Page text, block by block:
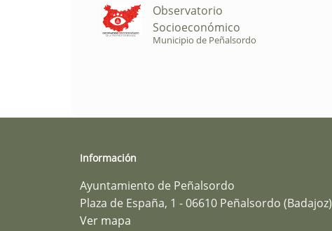
Observatorio
Socioeconómico
Municipio de Peñalsordo
Información
Ayuntamiento de Peñalsordo
Plaza de España, 1 - 06610 Peñalsordo (Badajoz)
Ver mapa